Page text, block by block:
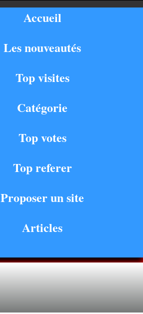
Accueil
Les nouveautés
Top visites
Catégorie
Top votes
Top referer
Proposer un site
Articles